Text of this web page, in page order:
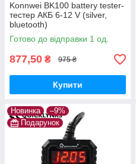
Konnwei BK100 battery tester-
тестер АКБ 6-12 V (silver,
bluetooth)
Готово до відправки 1 од.
877,50 ₴ 975 ₴
Купити
Новинка
–9%
Подарунок